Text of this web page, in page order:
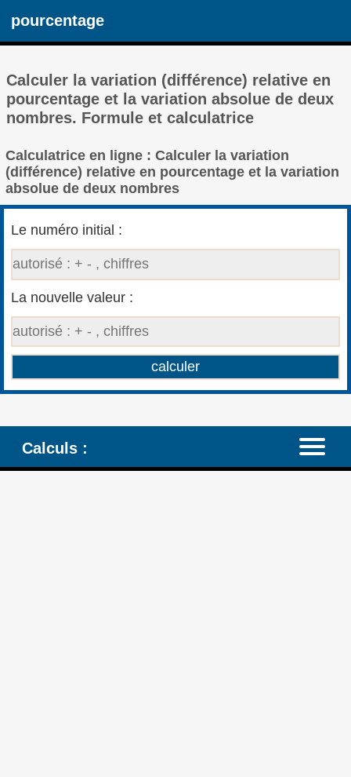
pourcentage
Calculer la variation (différence) relative en
pourcentage et la variation absolue de deux
nombres. Formule et calculatrice
Calculatrice en ligne : Calculer la variation
(différence) relative en pourcentage et la variation
absolue de deux nombres
Le numéro initial :
La nouvelle valeur :
Calculs :